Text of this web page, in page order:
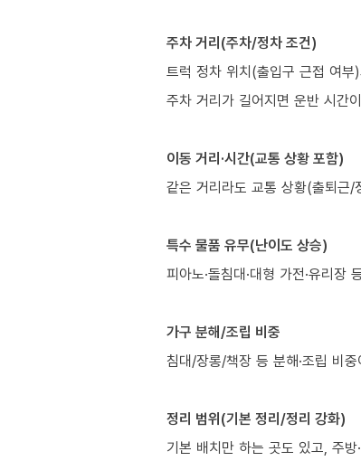
주차 거리(주차/정차 조건)
트럭 정차 위치(출입구 근접 여
주차 거리가 길어지면 운반 시간
이동 거리·시간(교통 상황 포함)
같은 거리라도 교통 상황(출퇴근
특수 물품 유무(난이도 상승)
피아노·돌침대·대형 가전·유리
가구 분해/조립 비중
침대/장롱/책장 등 분해·조립 비
정리 범위(기본 정리/정리 강화)
기본 배치만 하는 곳도 있고, 주